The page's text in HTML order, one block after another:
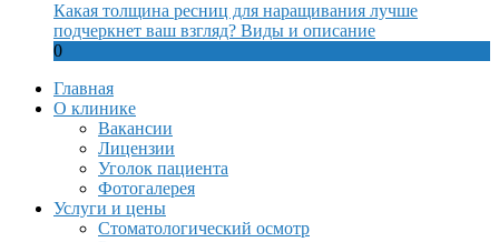
Какая толщина ресниц для наращивания лучше
подчеркнет ваш взгляд? Виды и описание
0
Главная
О клинике
Вакансии
Лицензии
Уголок пациента
Фотогалерея
Услуги и цены
Стоматологический осмотр